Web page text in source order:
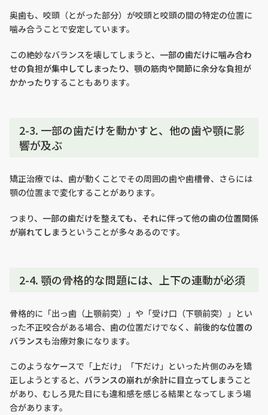
奥歯も、咬頭（とがった部分）が咬頭と咬頭の間の特定の位置に
噛み合うことで安定しています。
この絶妙なバランスを壊してしまうと、 一部の歯だけに噛み合わ
せの負担が集中してしまったり、顎の筋肉や関節に余分な負担が
かかったりすることもあります。
2-3. 一部の歯だけを動かすと、他の歯や顎に影
響が及ぶ
矯正治療では、歯が動くことでその周囲の歯や歯槽骨、さらには
顎の位置まで変化することがあります。
つまり、 一部の歯だけを整えても、それに伴って他の歯の位置関係
が崩れてしまう ということが多々あるのです。
2-4. 顎の骨格的な問題には、上下の連動が必須
骨格的に「出っ歯（上顎前突）」や「受け口（下顎前突）」とい
った不正咬合がある場合、歯の位置だけでなく、 前後的な位置の
バランスも治療対象になります。
このようなケースで「上だけ」「下だけ」といった片側のみを矯
正しようとすると、 バランスの崩れが余計に目立ってしまう こと
があり、むしろ見た目にも違和感を感じる結果となってしまう場
合があります。